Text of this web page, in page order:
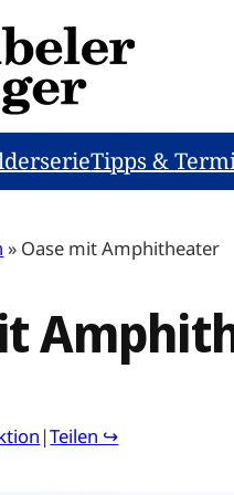
Tipps &
» Oase mit Amphitheater
|Teilen ↪